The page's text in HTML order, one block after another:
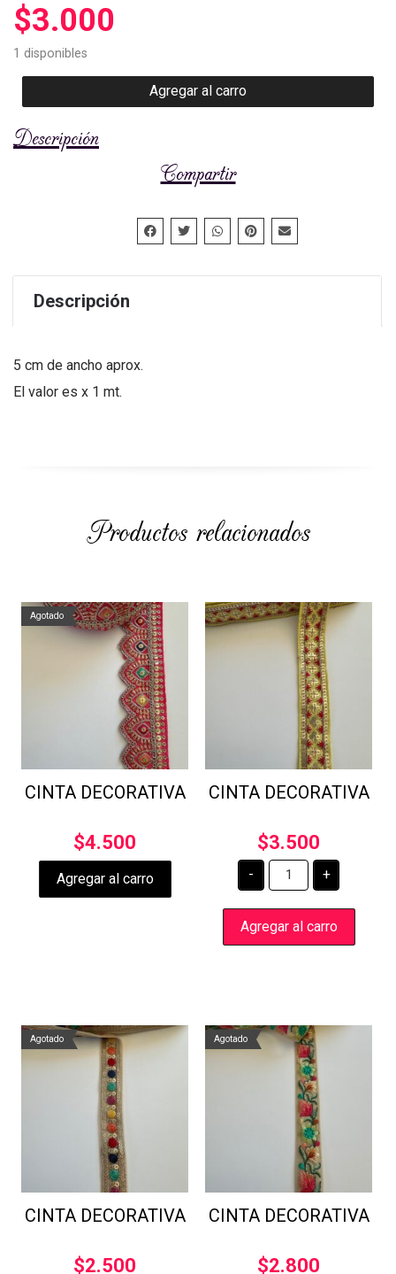
$3.000
1 disponibles
Agregar al carro
Descripción
Compartir
Descripción
5 cm de ancho aprox.
El valor es x 1 mt.
Productos relacionados
Agotado
CINTA DECORATIVA
$4.500
Agregar al carro
CINTA DECORATIVA
$3.500
-
CINTA
DECORATIVA
cantidad
+
Agregar al carro
Agotado
CINTA DECORATIVA
$2.500
Agotado
CINTA DECORATIVA
$2.800